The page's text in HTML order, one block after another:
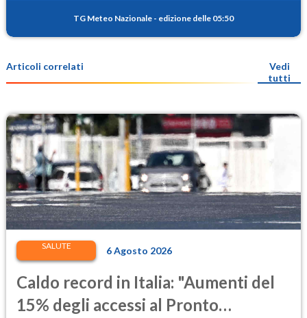
TG Meteo Nazionale - edizione delle 05:50
Articoli correlati
Vedi
tutti
SALUTE 6 Agosto 2026
Caldo record in Italia: "Aumenti del
15% degli accessi al Pronto